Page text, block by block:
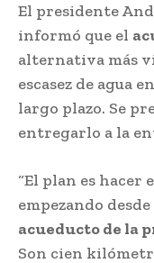
El presidente
informó que el
alternativa más
escasez de agua
largo plazo. Se
entregarlo a la
“El plan es hacer
empezando
acueducto de la
Son cien